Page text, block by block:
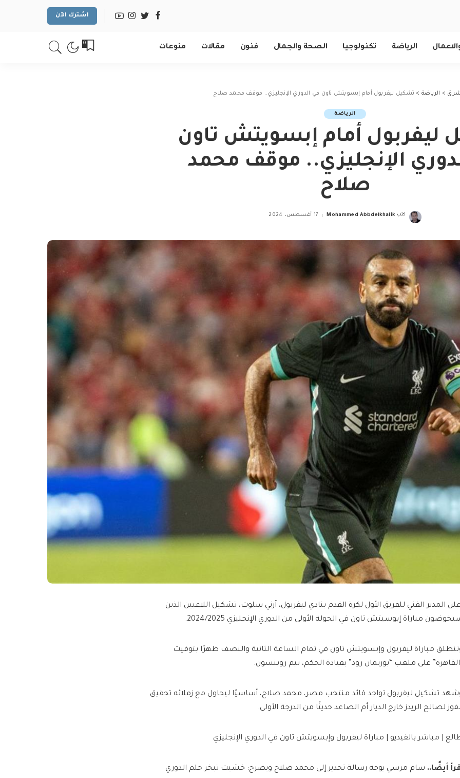
اشترك الآن
الرياضة تكنولوجيا الصحة والجمال فنون مقالات منوعات 0
> الرياضة > تشكيل ليفربول أمام إبسويتش تاون في الدوري الإنجليزي.. موقف محمد صلاح
الرياضة
ليفربول أمام إبسويتش تاون
الإنجليزي.. موقف محمد
صلاح
Posted
كتب Mohammed Abbdelkhalik 17 أغسطس، 2024
المدير الفني للفريق الأول لكرة القدم بنادي ليفربول، آرني سلوت، تشكيل اللاعبين الذين
مباراة إبوسيتش تاون في الجولة الأولى من الدوري الإنجليزي 2024/2025.
مباراة ليفربول وإبسويتش تاون في تمام الساعة الثانية والنصف ظهرًا بتوقيت
“القاهرة” على ملعب “بورتمان رود” بقيادة الحكم، تيم روبنسون.
تشكيل ليفربول تواجد قائد منتخب مصر، محمد صلاح، أساسيًا ليحاول مع زملائه تحقيق
لصالح الريدز خارج الديار أم الصاعد حديثًا من الدرجة الأولى.
| مباشر بالفيديو | مباراة ليفربول وإبسويتش تاون في الدوري الإنجليزي
أيضًا.. سام مرسي يوجه رسالة تحذير إلى محمد صلاح ويصرح: خشيت تبخر حلم الدوري